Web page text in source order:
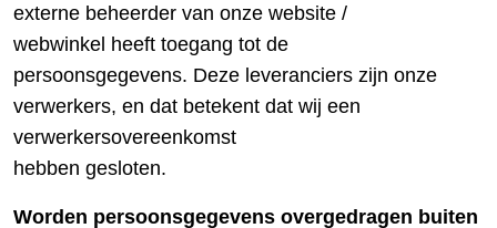
externe beheerder van onze website /
webwinkel heeft toegang tot de
persoonsgegevens. Deze leveranciers zijn onze
verwerkers, en dat betekent dat wij een
verwerkersovereenkomst
hebben gesloten.
Worden persoonsgegevens overgedragen buiten